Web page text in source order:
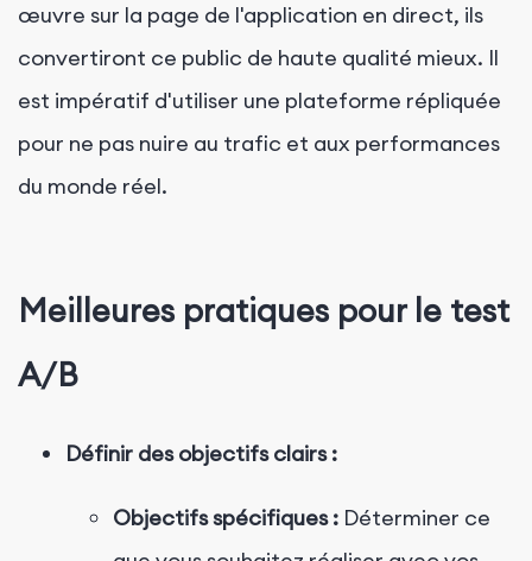
œuvre sur la page de l'application en direct, ils
convertiront ce public de haute qualité mieux. Il
est impératif d'utiliser une plateforme répliquée
pour ne pas nuire au trafic et aux performances
du monde réel.
Meilleures pratiques pour le test
A/B
Définir des objectifs clairs :
Objectifs spécifiques : Déterminer ce